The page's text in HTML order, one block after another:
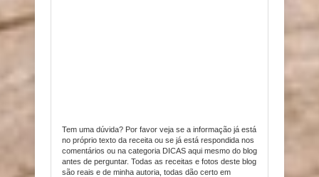
Tem uma dúvida? Por favor veja se a informação já está
no próprio texto da receita ou se já está respondida nos
comentários ou na categoria DICAS aqui mesmo do blog
antes de perguntar. Todas as receitas e fotos deste blog
são reais e de minha autoria, todas dão certo em